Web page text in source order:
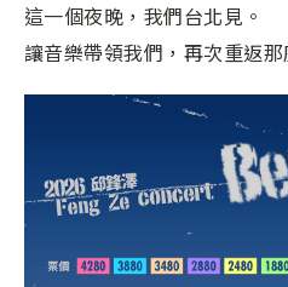
這一個夜晚，我們台北見。
讓音樂帶領我們，再次重返那